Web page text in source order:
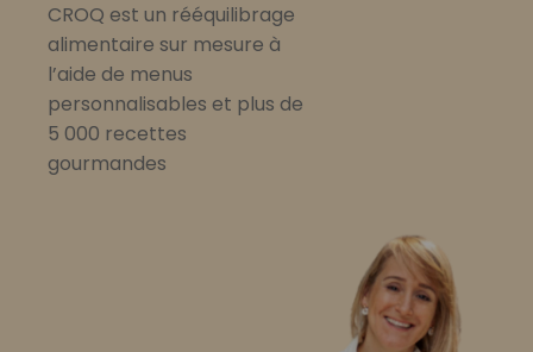
CROQ est un rééquilibrage
alimentaire sur mesure à
l’aide de menus
personnalisables et plus de
5 000 recettes
gourmandes